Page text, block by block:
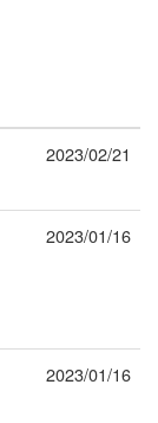
2023/02/21
2023/01/16
2023/01/16